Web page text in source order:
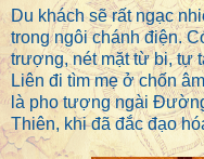
Du khách sẽ rất ngạc
trong ngôi chánh điện.
trượng, nét mặt từ bi, tự
Liên đi tìm mẹ ở chốn
là pho tượng ngài
Thiên, khi đã đắc đạo